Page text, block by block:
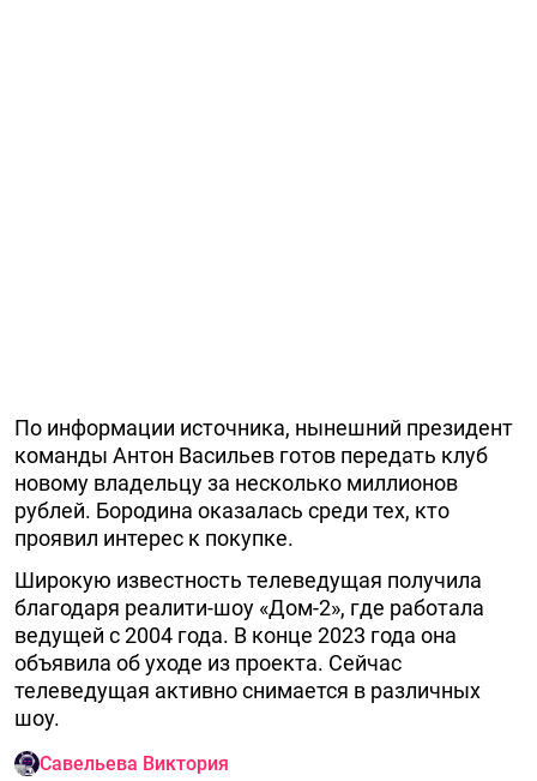
По информации источника, нынешний президент
команды Антон Васильев готов передать клуб
новому владельцу за несколько миллионов
рублей. Бородина оказалась среди тех, кто
проявил интерес к покупке.
Широкую известность телеведущая получила
благодаря реалити-шоу «Дом-2», где работала
ведущей с 2004 года. В конце 2023 года она
объявила об уходе из проекта. Сейчас
телеведущая активно снимается в различных
шоу.
Савельева Виктория